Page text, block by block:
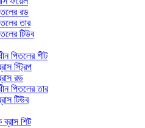
রড
তার
টিউব
পিতলের শীট
স্ট্রিপ
রড
পিতলের তার
টিউব
ব্রাস শিট